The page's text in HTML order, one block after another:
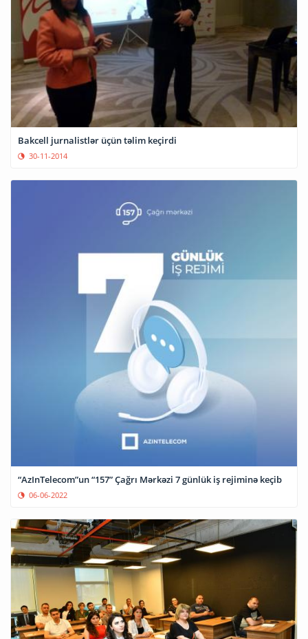
Bakcell jurnalistlər üçün təlim keçirdi
30-11-2014
“AzInTelecom”un “157” Çağrı Mərkəzi 7 günlük iş rejiminə keçib
06-06-2022